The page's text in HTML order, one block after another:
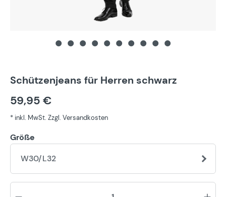
Schützenjeans für Herren schwarz
59,95 €
* inkl. MwSt. Zzgl. Versandkosten
Größe
W30/L32